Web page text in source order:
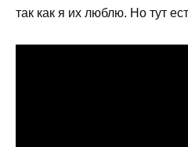
так как я их люблю. Но тут